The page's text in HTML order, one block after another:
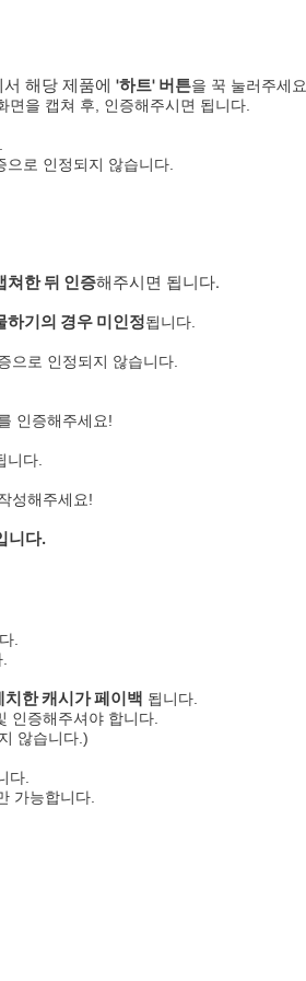
해당 제품에 '하트' 버튼을 꾹 눌러주세요.
을 캡쳐 후, 인증해주시면 됩니다.
로 인정되지 않습니다.
쳐한 뒤 인증해주시면 됩니다.
하기의 경우 미인정됩니다.
으로 인정되지 않습니다.
인증해주세요!
니다.
성해주세요!
니다.
.
한 캐시가 페이백 됩니다.
인증해주셔야 합니다.
않습니다.)
다.
가능합니다.